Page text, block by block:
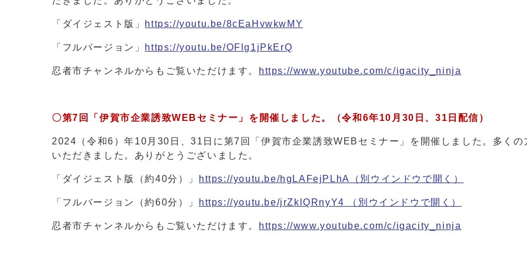
「ダイジェスト版」 https://youtu.be/8cEaHvwkwMY
「フルバージョン」 https://youtu.be/OFlg1jPkErQ
忍者市チャンネルからもご覧いただけます。 https://www.youtube.com/c/igacity_ninja
〇第7回「伊賀市企業誘致WEBセミナー」を開催しました。（令和6年10月30日、31日配信）
2024（令和6）年10月30日、31日に第7回「伊賀市企業誘致WEBセミナー」を開催しました。多くの
いただきました。ありがとうございました。
「ダイジェスト版（約40分）」 https://youtu.be/hgLAFejPLhA （別ウインドウで開く）
「フルバージョン（約60分）」 https://youtu.be/jrZklQRnyY4 （別ウインドウで開く）
忍者市チャンネルからもご覧いただけます。 https://www.youtube.com/c/igacity_ninja